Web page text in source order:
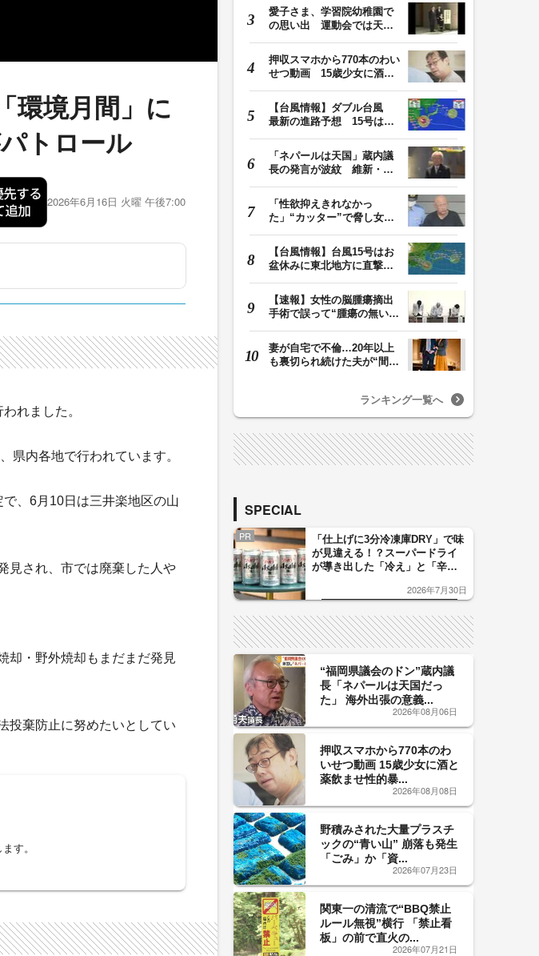
環境月間」に
トロール
2026年6月16日 火曜 午後7:00
れました。
県内各地で行われています。
、6月10日は三井楽地区の山
見され、市では廃棄した人や
却・野外焼却もまだまだ発見
投棄防止に努めたいとしてい
す。
愛子さま、学習院幼稚園で
の思い出 運動会では天皇
押収スマホから770本のわい
せつ動画 15歳少女に酒と
【台風情報】ダブル台風
最新の進路予想 15号は北
「ネパールは天国」蔵内議
長の発言が波紋 維新・吉
「性欲抑えきれなかっ
た」“カッター”で脅し女子
【台風情報】台風15号はお
盆休みに東北地方に直撃す
【速報】女性の脳腫瘍摘出
手術で誤って“腫瘍の無い部
妻が自宅で不倫…20年以上
も裏切られ続けた夫が“間
ランキング一覧へ
SPECIAL
PR
「仕上げに3分冷凍庫DRY」で味
が見違える！？スーパードライ
が導き出した「冷え」と「辛
した「辛口カーブ」が飲み頃の
2026年7月30日
“福岡県議会のドン”蔵内議
長「ネパールは天国だっ
た」 海外出張の意義...
2026年08月06日
押収スマホから770本のわ
いせつ動画 15歳少女に酒と
薬飲ませ性的暴...
2026年08月08日
野積みされた大量プラスチ
ックの“青い山” 崩落も発生
「ごみ」か「資...
2026年07月23日
関東一の清流で“BBQ禁止
ルール無視”横行 「禁止看
板」の前で直火の...
2026年07月21日